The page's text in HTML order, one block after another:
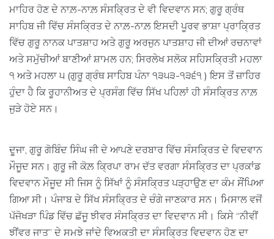
ਮਾਹਿਰ ਹੋਣ ਦੇ ਨਾਲ਼-ਨਾਲ਼ ਸੰਸਕ੍ਰਿਤ ਦੇ ਵੀ ਵਿਦਵਾਨ ਸਨ; ਗੁਰੂ ਗ੍ਰੰਥ
ਸਾਹਿਬ ਜੀ ਵਿੱਚ ਸੰਸਕ੍ਰਿਤ ਦੇ ਨਾਲ਼-ਨਾਲ਼ ਇਸਦੀ ਪੂਰਵ ਭਾਸ਼ਾ ਪ੍ਰਾਕ੍ਰਿਤ
ਵਿੱਚ ਗੁਰੂ ਨਾਨਕ ਪਾਤਸ਼ਾਹ ਅਤੇ ਗੁਰੂ ਅਰਜੁਨ ਪਾਤਸ਼ਾਹ ਜੀ ਦੀਆਂ ਰਚਨਾਵਾਂ
ਅਤੇ ਸਮੁੱਚੀਆਂ ਬਾਣੀਆਂ ਸ਼ਾਮਲ ਹਨ; ਸਿਰਲੇਖ ਸਲੋਕ ਸਹਿਸਕ੍ਰਿਤੀ ਮਹਲਾ
੧ ਅਤੇ ਮਹਲਾ ੫ (ਗੁਰੂ ਗ੍ਰੰਥ ਸਾਹਿਬ ਪੰਨਾ ੧੩੫੩-੧੩੬੧ ) ਇਸ ਤੋਂ ਜ਼ਾਹਿਰ
ਹੁੰਦਾ ਹੈ ਕਿ ਰੂਹਾਨੀਅਤ ਦੇ ਪ੍ਰਸੰਗ ਵਿੱਚ ਸਿੱਖ ਪਹਿਲਾਂ ਹੀ ਸੰਸਕ੍ਰਿਤ ਨਾਲ਼
ਜੁੜੇ ਹੋਏ ਸਨ।
ਦੂਜਾ, ਗੁਰੂ ਗੋਬਿੰਦ ਸਿੰਘ ਜੀ ਦੇ ਆਪਣੇ ਦਰਬਾਰ ਵਿੱਚ ਸੰਸਕ੍ਰਿਤ ਦੇ ਵਿਦਵਾਨ
ਮੌਜੂਦ ਸਨ। ਗੁਰੂ ਜੀ ਕੋਲ਼ ਕ੍ਰਿਪਾ ਰਾਮ ਦੱਤ ਵਰਗਾ ਸੰਸਕ੍ਰਿਤ ਦਾ ਪ੍ਰਕਾਂਡ
ਵਿਦਵਾਨ ਮੌਜੂਦ ਸੀ ਜਿਸ ਨੂੰ ਸਿੱਖਾਂ ਨੂੰ ਸੰਸਕ੍ਰਿਤ ਪੜ੍ਹਾਉਣ ਦਾ ਕੰਮ ਸੌਂਪਿਆ
ਗਿਆ ਸੀ। ਪੰਜਾਬ ਦੇ ਸਿੱਖ ਸੰਸਕ੍ਰਿਤ ਦੇ ਚੰਗੇ ਜਾਣਕਾਰ ਸਨ। ਮਿਸਾਲ ਵਜੋਂ
ਪੱਜੋਖੜਾ ਪਿੰਡ ਵਿੱਚ ਛੱਜੂ ਝੀਵਰ ਸੰਸਕ੍ਰਿਤ ਦਾ ਵਿਦਵਾਨ ਸੀ। ਕਿਸੇ “ਨੀਵੀਂ
ਝੀਂਵਰ ਜਾਤ” ਦੇ ਸਮਝੇ ਜਾਂਦੇ ਵਿਅਕਤੀ ਦਾ ਸੰਸਕ੍ਰਿਤ ਵਿਦਵਾਨ ਹੋਣ ਦਾ